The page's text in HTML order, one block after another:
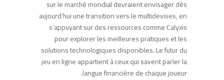
sur le marché mondial devraient envisager dès
aujourd’hui une transition vers le multidevises, en
s’appuyant sur des ressources comme Calyxis
pour explorer les meilleures pratiques et les
solutions technologiques disponibles. Le futur du
jeu en ligne appartient à ceux qui savent parler la
langue financière de chaque joueur.